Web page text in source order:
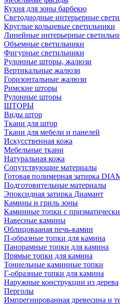
Кухня для зоны барбекю
Светодиодные интерьерные
Круглые кольцевые светильники
Линейные интерьерные
Объемные светильники
Фигурные светильники
Рулонные шторы, жалюзи
Вертикальные жалюзи
Горизонтальные жалюзи
Римские шторы
Рулонные шторы
ШТОРЫ
Виды штор
Ткани для штор
Ткани для мебели и панелей
Искусственная кожа
Мебельные ткани
Натуральная кожа
Сопутствующие материалы
Готовая полимерная затирка
Подготовительные материалы
Эпоксидная затирка Диамант
Камины и гриль зоны
Каминные топки с
Навесные камины
Облицовааная печь-камин
П-образные топки для камина
Панорамные топки для камина
Прямые топки для камина
Тоннельные каминные топки
Г-образные топки для камина
Наружные конструкции из дерева
Перголы
Импрегнированная древесина и